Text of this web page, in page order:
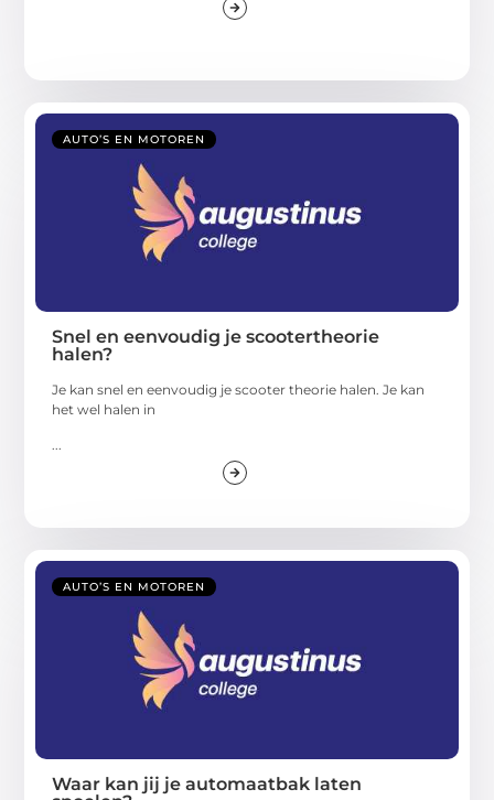
AUTO’S EN MOTOREN
Snel en eenvoudig je scootertheorie
halen?
Je kan snel en eenvoudig je scooter theorie halen. Je kan
het wel halen in
...
AUTO’S EN MOTOREN
Waar kan jij je automaatbak laten